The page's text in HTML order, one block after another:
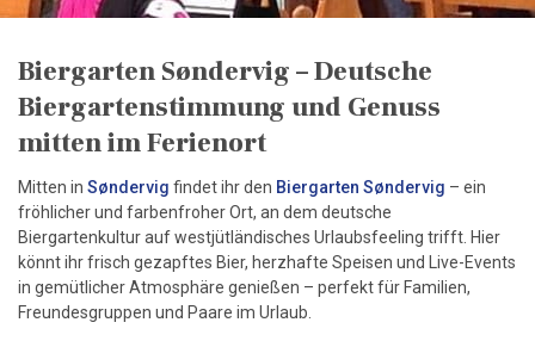
Biergarten Søndervig – Deutsche
Biergartenstimmung und Genuss
mitten im Ferienort
Mitten in Søndervig findet ihr den Biergarten Søndervig – ein
fröhlicher und farbenfroher Ort, an dem deutsche
Biergartenkultur auf westjütländisches Urlaubsfeeling trifft. Hier
könnt ihr frisch gezapftes Bier, herzhafte Speisen und Live-Events
in gemütlicher Atmosphäre genießen – perfekt für Familien,
Freundesgruppen und Paare im Urlaub.